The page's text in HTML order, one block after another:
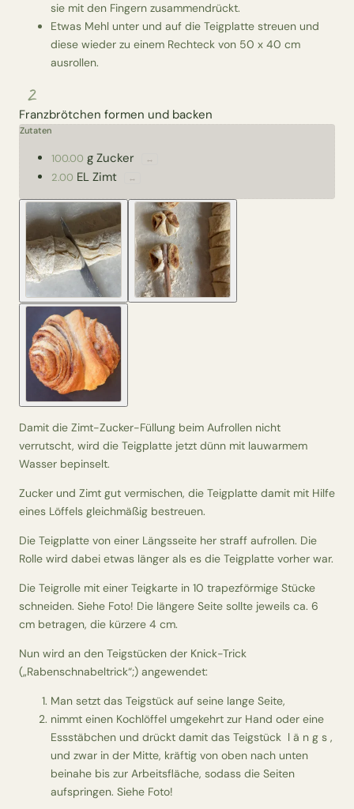
sie mit den Fingern zusammendrückt.
Etwas Mehl unter und auf die Teigplatte streuen und
diese wieder zu einem Rechteck von 50 x 40 cm
ausrollen.
2
Franzbrötchen formen und backen
Zutaten
100.00 g Zucker ↔
2.00 EL Zimt ↔
Damit die Zimt-Zucker-Füllung beim Aufrollen nicht
verrutscht, wird die Teigplatte jetzt dünn mit lauwarmem
Wasser bepinselt.
Zucker und Zimt gut vermischen, die Teigplatte damit mit Hilfe
eines Löffels gleichmäßig bestreuen.
Die Teigplatte von einer Längsseite her straff aufrollen. Die
Rolle wird dabei etwas länger als es die Teigplatte vorher war.
Die Teigrolle mit einer Teigkarte in 10 trapezförmige Stücke
schneiden. Siehe Foto! Die längere Seite sollte jeweils ca. 6
cm betragen, die kürzere 4 cm.
Nun wird an den Teigstücken der Knick-Trick
(„Rabenschnabeltrick“;) angewendet:
Man setzt das Teigstück auf seine lange Seite,
nimmt einen Kochlöffel umgekehrt zur Hand oder eine
Essstäbchen und drückt damit das Teigstück l ä n g s ,
und zwar in der Mitte, kräftig von oben nach unten
beinahe bis zur Arbeitsfläche, sodass die Seiten
aufspringen. Siehe Foto!